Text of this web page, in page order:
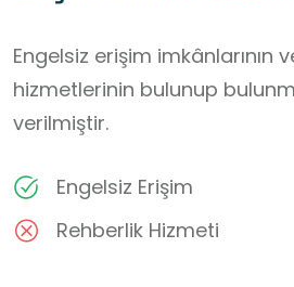
Engelsiz erişim imkânlarının
hizmetlerinin bulunup
verilmiştir.
Engelsiz Erişim
Rehberlik Hizmeti